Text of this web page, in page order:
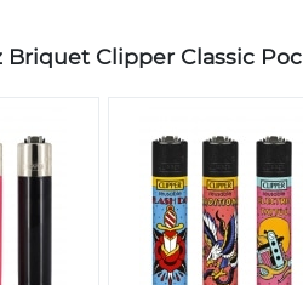
Briquet Clipper Classic